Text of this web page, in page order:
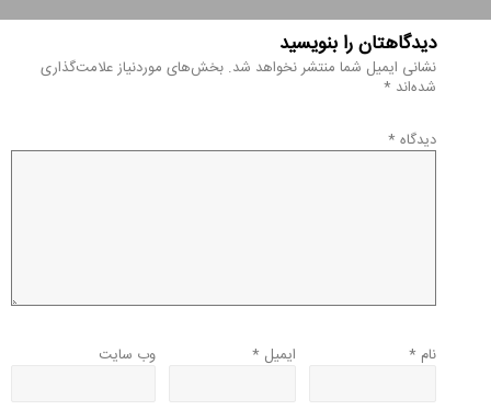
دیدگاهتان را بنویسید
نشانی ایمیل شما منتشر نخواهد شد. بخش‌های موردنیاز علامت‌گذاری
شده‌اند *
دیدگاه *
نام * ایمیل * وب‌ سایت